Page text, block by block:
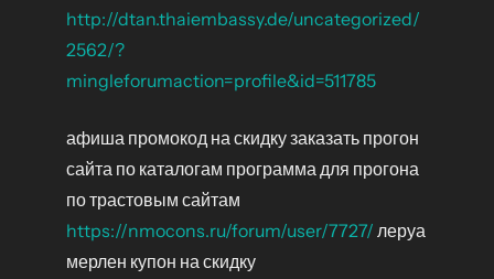
http://dtan.thaiembassy.de/uncategorized/
2562/?
mingleforumaction=profile&id=511785
афиша промокод на скидку заказать прогон
сайта по каталогам программа для прогона
по трастовым сайтам
https://nmocons.ru/forum/user/7727/ леруа
мерлен купон на скидку